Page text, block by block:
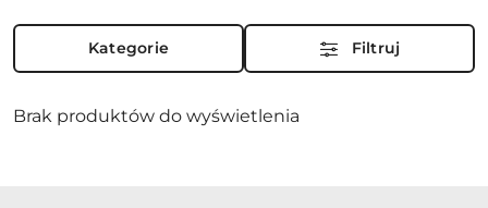
Kategorie Filtruj
Brak produktów do wyświetlenia